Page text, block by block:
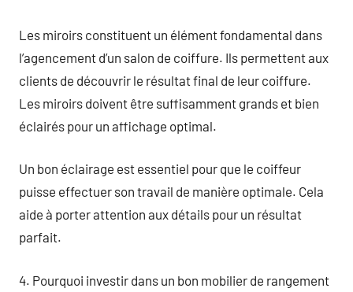
Les miroirs constituent un élément fondamental dans
l’agencement d’un salon de coiffure. Ils permettent aux
clients de découvrir le résultat final de leur coiffure.
Les miroirs doivent être suffisamment grands et bien
éclairés pour un affichage optimal.
Un bon éclairage est essentiel pour que le coiffeur
puisse effectuer son travail de manière optimale. Cela
aide à porter attention aux détails pour un résultat
parfait.
4. Pourquoi investir dans un bon mobilier de rangement